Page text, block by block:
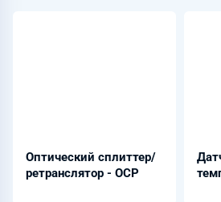
Оптический сплиттер/
ретранслятор - ОСР